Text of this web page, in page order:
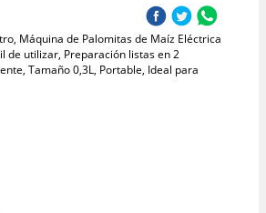
Máquina de Palomitas de Maíz Eléctrica
de utilizar, Preparación listas en 2
Tamaño 0,3L, Portable, Ideal para